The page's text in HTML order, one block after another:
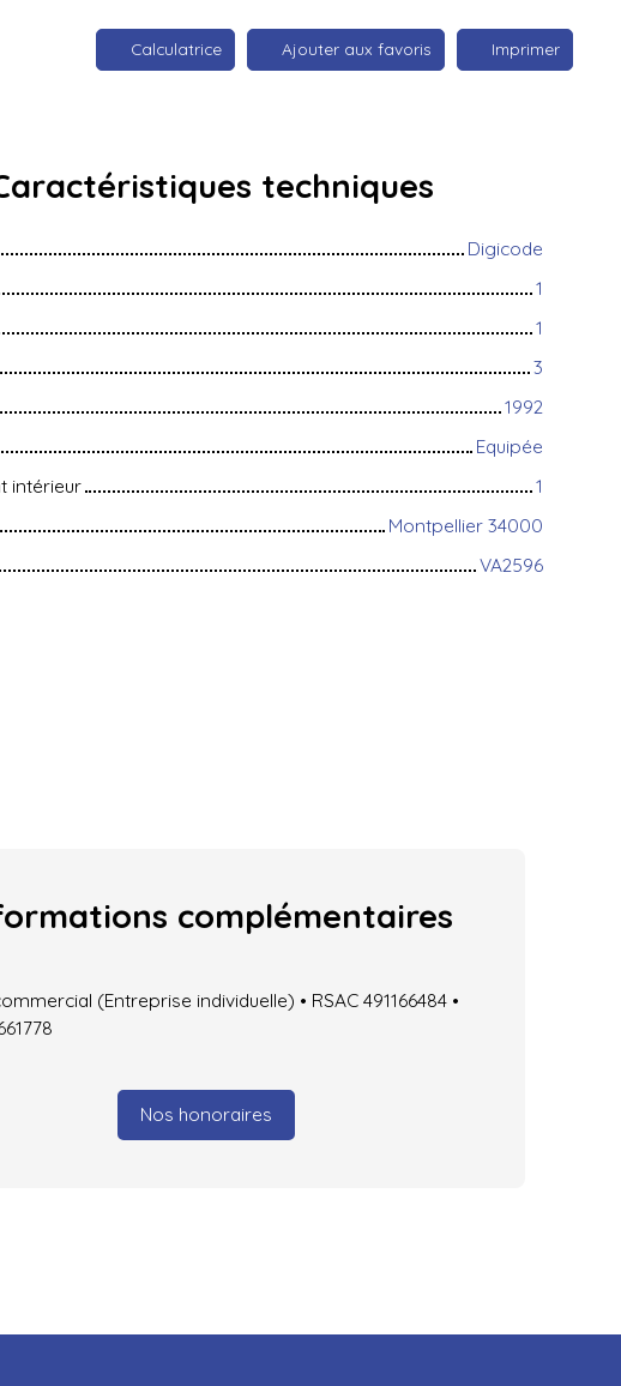
Calculatrice Ajouter aux favoris Imprimer
techniques
Digicode
1
1
3
1992
Equipée
intérieur
1
Montpellier 34000
VA2596
complémentaires
(Entreprise individuelle) • RSAC 491166484 •
Nos honoraires